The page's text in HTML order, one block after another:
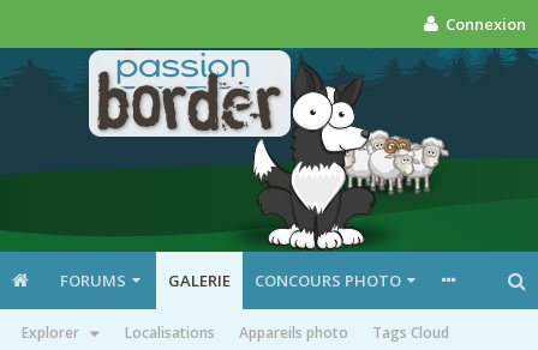
Connexion
FORUMS GALERIE
Explorer Localisations Appareils photo Tags Cloud
CONCOURS PHOTO